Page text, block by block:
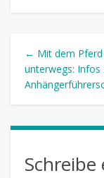
← Mit dem Pferd
unterwegs: Infos